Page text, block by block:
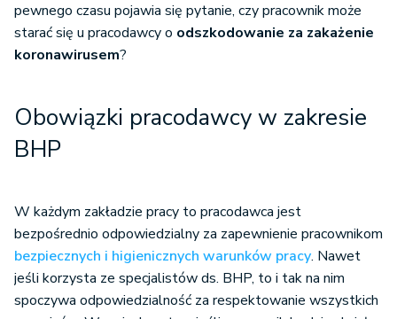
pewnego czasu pojawia się pytanie, czy pracownik może
starać się u pracodawcy o odszkodowanie za zakażenie
koronawirusem?
Obowiązki pracodawcy w zakresie
BHP
W każdym zakładzie pracy to pracodawca jest
bezpośrednio odpowiedzialny za zapewnienie pracownikom
bezpiecznych i higienicznych warunków pracy. Nawet
jeśli korzysta ze specjalistów ds. BHP, to i tak na nim
spoczywa odpowiedzialność za respektowanie wszystkich